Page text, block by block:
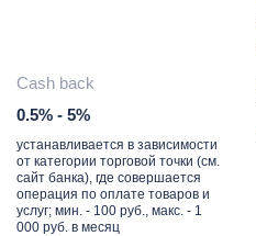
Cash back
0.5% - 5%
устанавливается в зависимости
от категории торговой точки (см.
сайт банка), где совершается
операция по оплате товаров и
услуг; мин. - 100 руб., макс. - 1
000 руб. в месяц